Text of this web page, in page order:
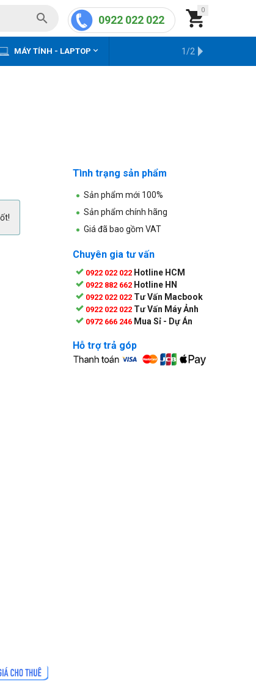
0

0922 022 022

MÁY TÍNH - LAPTOP  KHO HÀNG CŨ
1/2
Tình trạng sản phẩm
Sản phẩm mới 100%
Sản phẩm chính hãng
Giá đã bao gồm VAT
Chuyên gia tư vấn
0922 022 022 Hotline HCM
0922 882 662 Hotline HN
0922 022 022 Tư Vấn Macbook
0922 022 022 Tư Vấn Máy Ảnh
0972 666 246 Mua Sỉ - Dự Án
Hỗ trợ trả góp